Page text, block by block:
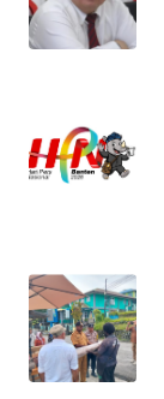
WN
SUMUT
JAKARTA
WN
JABAR